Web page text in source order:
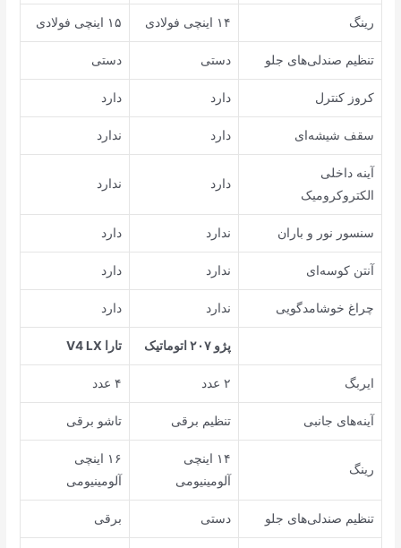
رینگ ۱۴ اینچی فولادی ۱۵ اینچی فولادی
تنظیم صندلی‌های جلو دستی دستی
کروز کنترل دارد دارد
سقف شیشه‌ای دارد ندارد
آینه داخلی
الکتروکرومیک
دارد ندارد
سنسور نور و باران ندارد دارد
آنتن کوسه‌ای ندارد دارد
چراغ خوشامدگویی ندارد دارد
پژو ۲۰۷ اتوماتیک تارا V4 LX
ایربگ ۲ عدد ۴ عدد
آینه‌های جانبی تنظیم برقی تاشو برقی
رینگ
۱۴ اینچی
آلومینیومی
۱۶ اینچی
آلومینیومی
تنظیم صندلی‌های جلو دستی برقی